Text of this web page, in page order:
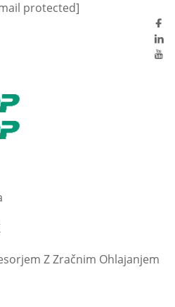
protected]
Z Zračnim Ohlajanjem